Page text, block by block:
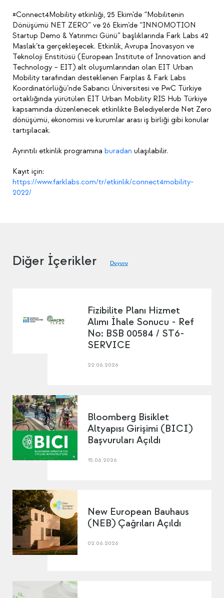
#Connect4Mobility etkinliği, 25 Ekim’de “Mobilitenin
Dönüşümü NET ZERO” ve 26 Ekim’de “INNOMOTION
Startup Demo & Yatırımcı Günü” başlıklarında Fark Labs 42
Maslak’ta gerçekleşecek. Etkinlik, Avrupa İnovasyon ve
Teknoloji Enstitüsü (European Institute of Innovation and
Technology – EIT) alt oluşumlarından olan EIT Urban
Mobility tarafından desteklenen Farplas & Fark Labs
Koordinatörlüğü’nde Sabancı Üniversitesi ve PwC Türkiye
ortaklığında yürütülen EIT Urban Mobility RIS Hub Türkiye
kapsamında düzenlenecek etkinlikte Belediyelerde Net Zero
dönüşümü, ekonomisi ve kurumlar arası iş birliği gibi konular
tartışılacak.
Ayrıntılı etkinlik programına buradan ulaşılabilir.
Kayıt için:
https://www.farklabs.com/tr/etkinlik/connect4mobility-
2022/
Diğer İçerikler Duyuru
Fizibilite Planı Hizmet
Alımı İhale Sonucu - Ref
No: BSB 00584 / ST6-
SERVICE
22.06.2026
Bloomberg Bisiklet
Altyapısı Girişimi (BICI)
Başvuruları Açıldı
15.06.2026
New European Bauhaus
(NEB) Çağrıları Açıldı
02.06.2026